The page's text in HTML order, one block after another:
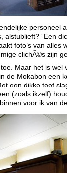
personeel
alstublieft?” Een
foto’s van alles
clichÃ©s zijn
Maar het is wel
de Mokabon een
een dikke toef
(zoals ikzelf)
voor ik van